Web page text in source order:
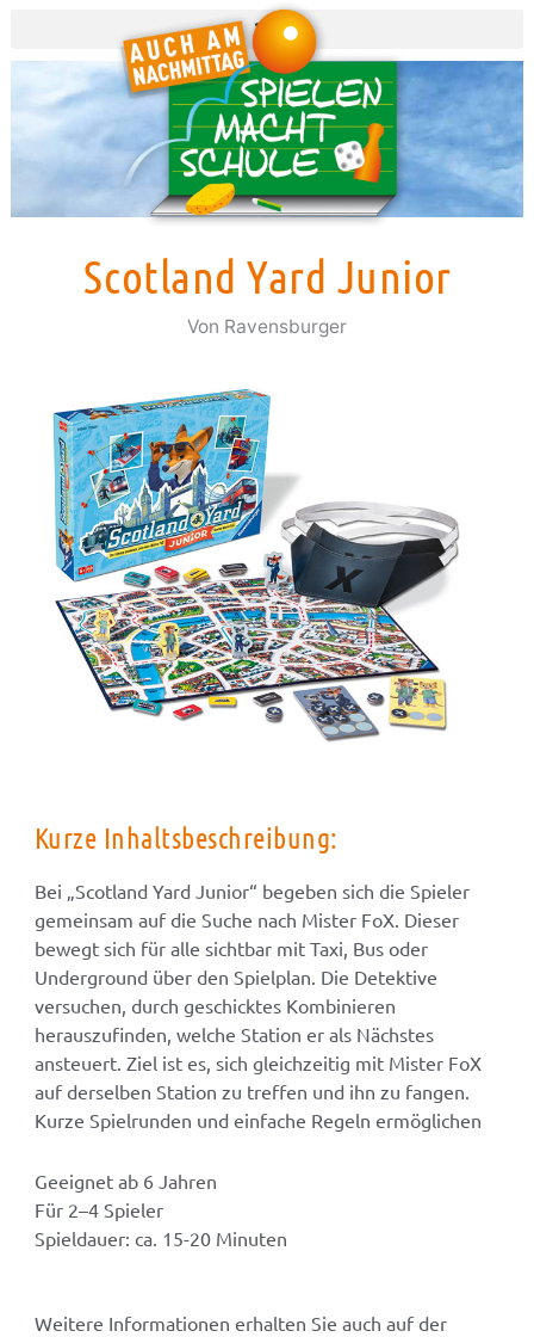
Scotland Yard Junior
Von Ravensburger
Kurze Inhaltsbeschreibung:
Bei „Scotland Yard Junior“ begeben sich die Spieler
gemeinsam auf die Suche nach Mister FoX. Dieser
bewegt sich für alle sichtbar mit Taxi, Bus oder
Underground über den Spielplan. Die Detektive
versuchen, durch geschicktes Kombinieren
herauszufinden, welche Station er als Nächstes
ansteuert. Ziel ist es, sich gleichzeitig mit Mister FoX
auf derselben Station zu treffen und ihn zu fangen.
Kurze Spielrunden und einfache Regeln ermöglichen
Geeignet ab 6 Jahren
Für 2–4 Spieler
Spieldauer: ca. 15-20 Minuten
Weitere Informationen erhalten Sie auch auf der